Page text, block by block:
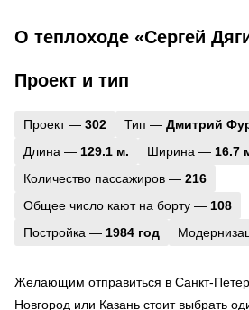
О теплоходе «Сергей
Проект и тип
Проект — 302 Тип — Дмитрий
Длина — 129.1 м. Ширина — 16.7
Количество пассажиров — 216
Общее число кают на борту — 108
Постройка — 1984 год
Желающим отправиться в Санкт-
Новгород или Казань стоит выбрать